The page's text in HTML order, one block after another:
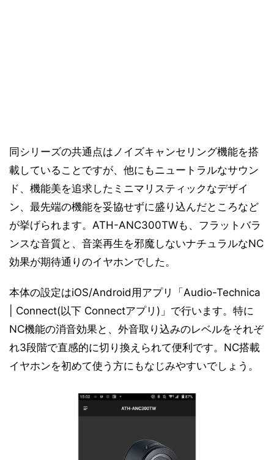
同シリーズの共通点はノイズキャンセリング機能を搭
載していることですが、他にもニュートラルなサウン
ド、機能美を追求したミニマリスティックなデザイ
ン、最先端の機能を妥協せずに盛り込んだところなど
が挙げられます。ATH-ANC300TWも、フラットバラ
ンスな音質と、音楽再生を邪魔しないナチュラルなNC
効果が期待通りのイヤホンでした。
本体の設定はiOS/Android用アプリ「Audio-Technica
| Connect(以下 Connectアプリ)」で行います。特に
NC機能の消音効果と、外音取り込みのレベルをそれぞ
れ3段階で直感的に切り換えられて便利です。NC搭載
イヤホンを初めて使う方にもなじみやすいでしょう。